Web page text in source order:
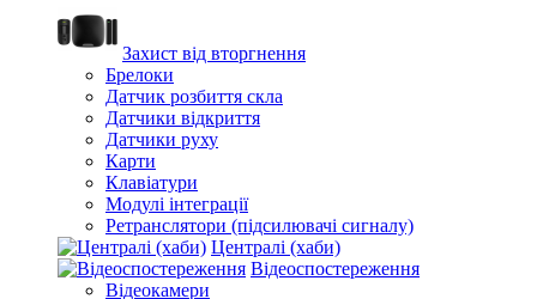
Захист від вторгнення
Брелоки
Датчик розбиття скла
Датчики відкриття
Датчики руху
Карти
Клавіатури
Модулі інтеграції
Ретранслятори (підсилювачі сигналу)
Централі (хаби)
Відеоспостереження
Відеокамери